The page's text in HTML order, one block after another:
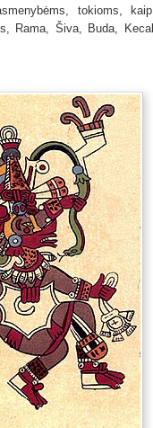
tokioms,
Rama, Šiva, Buda,